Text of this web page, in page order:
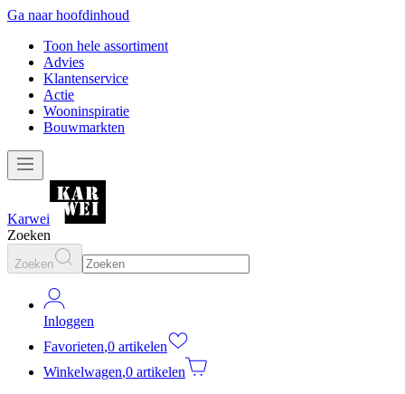
Ga naar hoofdinhoud
Toon hele assortiment
Advies
Klantenservice
Actie
Wooninspiratie
Bouwmarkten
Karwei
Zoeken
Zoeken
Inloggen
Favorieten,0 artikelen
Winkelwagen,0 artikelen